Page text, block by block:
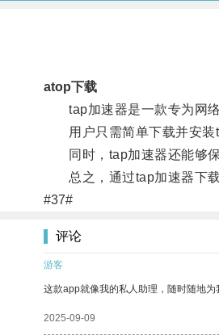
atop下载
tap加速器是一款专为网络
用户只需简单下载并安装
同时，tap加速器还能够保
总之，通过tap加速器下载
#37#
评论
游客
这款app就像我的私人助理，随时随地为
2025-09-09